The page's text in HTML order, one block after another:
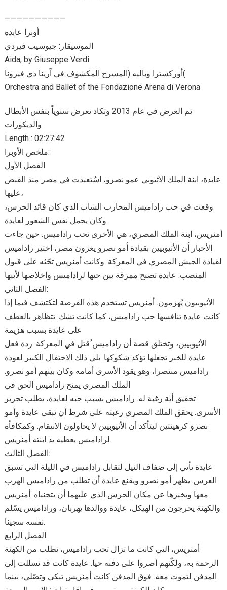
——————————
أوبرا عايده
الموسيقار: جيوسيب فيردي
Aida, by Giuseppe Verdi
أوركسترا وباليه (المسرح المكشوف في آرينا دي فيرونا(
Orchestra and Ballet of the Fondazione Arena di Verona
تم العرض في عام 2013 وتكاد تعرض سنوياً بنفس الأبطال
والديكورات
Length : 02:27:42
ملخص الأوبرا:
الفصل الأول
عايدة، ابنة الملك الأثيوبي عمو نصرو، اسُتعبدت في مصر منذ القبض
عليها،
وقعت في حب راداميس المحارب الشاب الذي كان قائد الحرس،
وكان يحمل نفس الشعور لعايدة.
أمنريس، ابنة الملك المصري، هي الأخرى تحب راداميس. حين جاءت
الأخبار أن الأثيوبيين بقيادة أمو نصرو يغزون مصر، اختير راداميس
لقيادة الجيش المصري في المعركة. وكانت أمنريس تحّثه على قبول
المنصب. عايدة تصبح ممزقة بين حبها لراداميس واخلاصها لأبيها
الفصل الثاني:
الأثيوبيون يُهزمون. أمنريس تستخدم هذه الفرصة لتكتشف فيما إذا
كانت عايدة تنافسها حب راداميس، كما كانت تشك. تتظاهر بالعطف
على عايدة بسبب هزيمة
الأثيوبيين، وتختلق قصة أن راداميس ُقتل في المعركة. ردة فعل
عايدة للخبر تجعلها تؤكد شكوكها. يلي ذلك الاحتفال الكبير لعودة
راداميس منتصرا، وهو يقود الأسرى أمامه وكان بينهم أمو نصرو.
الملك المصري يمنح راداميس الحق في
تحقيق أية رغبة له. راداميس بسبب حبه لعايدة، يطلب تحرير
الأسرى. يحقق الملك المصري رغبته على شرط أن تبقى عايدة وأمو
نصرو كرهينتين ليتأكد أن الأثيوبيين لا يحاولون الانتقام. وكمكافأة
لراداميس يعطيه يد ابنته أمنريس.
الفصل الثالث:
عايدة تأتي إلى ضفاف النيل لتقابل راداميس في الليلة التي تسبق
العرس. يظهر أمو نصرو ويقنع عايدة أن تطلب من راداميس الهرب
معها ويخبرها عن مكان الحرس الذي عليهما أن يتجنباه. أمنريس
والكهنة يخرجون من الهيكل، عايدة ووالدها يهربان، وراداميس يسّلم
نفسه سجينا.
الفصل الرابع:
أمنريس، التي كانت ما تزال تحب راداميس، تطلب من الكهنة
الرحمة به، ولكّنهم أصروا على دفنه حيا. عايدة كانت قد تسللت إلى
المدفن لتموت معه. فوق المدفن كانت أمنريس تبكي وتصّلي، بينما